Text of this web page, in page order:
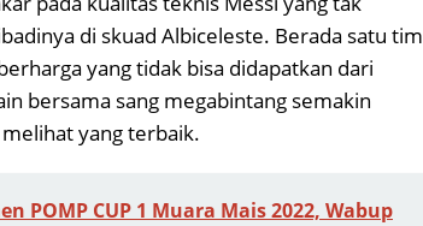
di skuad Albiceleste. Berada satu tim
yang tidak bisa didapatkan dari
bersama sang megabintang semakin
yang terbaik.
POMP CUP 1 Muara Mais 2022, Wabup